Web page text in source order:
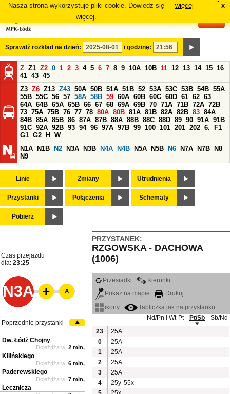
Nasza strona wykorzystuje pliki cookie. Dowiedz się
więcej.
więcej x
Sprawdź rozkład na dzień: i godzinę:
Z Z1 Z2 0 1 2 3 4 5 6 7 8 9 10A 10B 11 12 13 14 15 16
41 43 45
Z3 Z6 Z13 Z43 50A 50B 51A 51B 52 53A 53C 53B 54B 55A
55B 55C 56 57 58A 58B 59 60A 60B 60C 60D 61 62 63
64A 64B 65A 65B 66 67 68 69A 69B 70 71A 71B 72A 72B
73 75A 75B 76 77 78 80A 80B 81A 81B 82A 82B 83 84A
84B 85A 85B 86 87A 87B 88A 88B 88C 88D 89 90 91A 91B
91C 92A 92B 93 94 96 97A 97B 99 100 101 201 202 6.
F1
G1 G2 H
W
N1A
N1B N2 N3A N3B N4A N4B N5A N5B N6 N7A N7B
N8
N9
Linie Zmiany Utrudnienia
Przystanki Połączenia Schematy
Pobierz
PRZYSTANEK:
RZGOWSKA - DACHOWA
(1006)
Czas przejazdu
dla: 23:25
N3A
Przesiadki
Kierunki
Pokaż na mapie
Drukuj
ikony
Tabliczka jak na przystanku
Nd/Pn i Wt-Pt
Pt/Sb
Sb/Nd
23
25A
0
25A
1
25A
2
25A
3
25A
4
25y 55x
A
Poprzednie przystanki
Dw. Łódź Chojny
Dojeżdża w: 2 min.
Kilińskiego
Dojeżdża w: 6 min.
Paderewskiego
Dojeżdża w: 7 min.
Lecznicza